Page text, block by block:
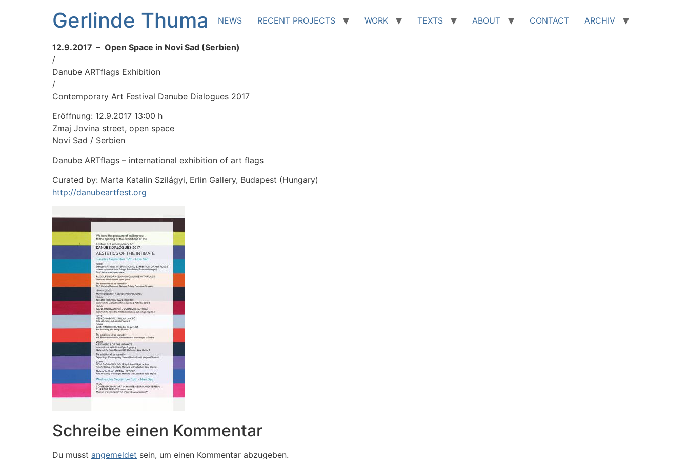
Gerlinde Thuma NEWS RECENT PROJECTS WORK TEXTS ABOUT CONTACT ARCHIV
12.9.2017 – Open Space in Novi Sad (Serbien)
/
Danube ARTflags Exhibition
/
Contemporary Art Festival Danube Dialogues 2017
Eröffnung: 12.9.2017 13:00 h
Zmaj Jovina street, open space
Novi Sad / Serbien
Danube ARTflags – international exhibition of art flags
Curated by: Marta Katalin Szilágyi, Erlin Gallery, Budapest (Hungary)
http://danubeartfest.org
Schreibe einen Kommentar
Du musst angemeldet sein, um einen Kommentar abzugeben.